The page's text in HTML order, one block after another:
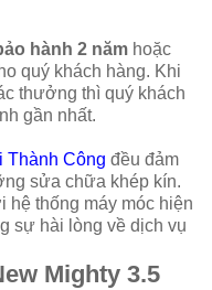
hành 2 năm hoặc
quý khách hàng. Khi
thưởng thì quý khách
gần nhất.
Thành Công đều đảm
sửa chữa khép kín.
hệ thống máy móc hiện
sự hài lòng về dịch vụ
Mighty 3.5